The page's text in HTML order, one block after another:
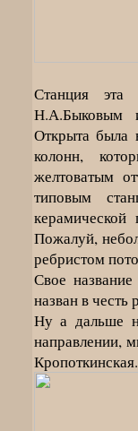
Станция эта
Н.А.Быковым
Открыта была
колонн,
желтоватым
типовым
Пожалуй,
ребристом
Свое
назван в
Ну а дальше
направлении,
Кропоткинская.